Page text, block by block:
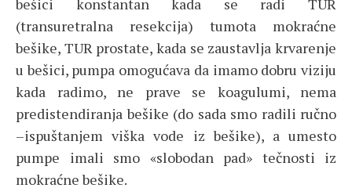
bešici konstantan kada se radi TUR
(transuretralna resekcija) tumota mokraćne
bešike, TUR prostate, kada se zaustavlja krvarenje
u bešici, pumpa omogućava da imamo dobru viziju
kada radimo, ne prave se koagulumi, nema
predistendiranja bešike (do sada smo radili ručno
–ispuštanjem viška vode iz bešike), a umesto
pumpe imali smo «slobodan pad» tečnosti iz
mokraćne bešike.